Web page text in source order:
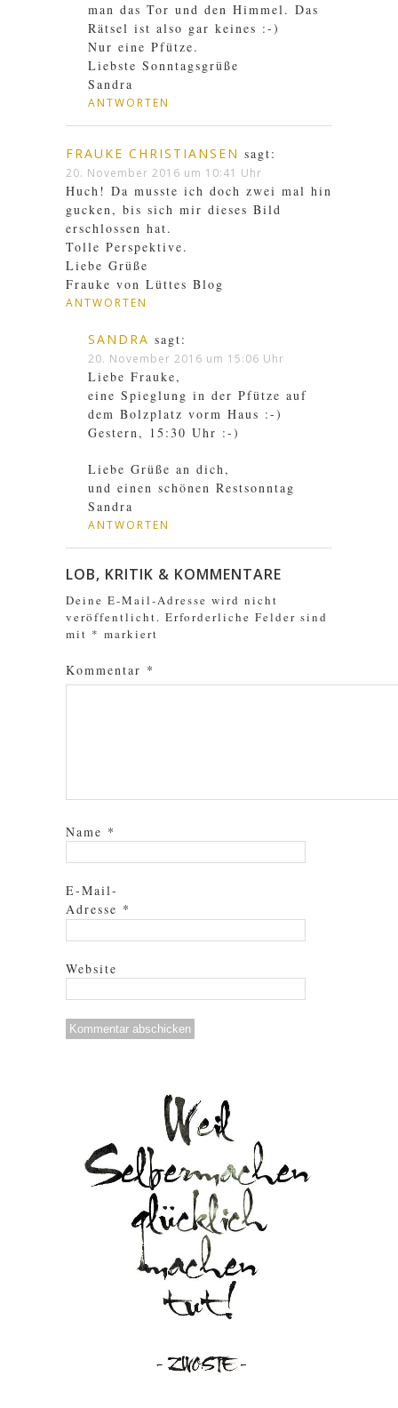
man das Tor und den Himmel. Das
Rätsel ist also gar keines :-)
Nur eine Pfütze.
Liebste Sonntagsgrüße
Sandra
ANTWORTEN
FRAUKE CHRISTIANSEN sagt:
20. November 2016 um 10:41 Uhr
Huch! Da musste ich doch zwei mal hin
gucken, bis sich mir dieses Bild
erschlossen hat.
Tolle Perspektive.
Liebe Grüße
Frauke von Lüttes Blog
ANTWORTEN
SANDRA sagt:
20. November 2016 um 15:06 Uhr
Liebe Frauke,
eine Spieglung in der Pfütze auf
dem Bolzplatz vorm Haus :-)
Gestern, 15:30 Uhr :-)
Liebe Grüße an dich,
und einen schönen Restsonntag
Sandra
ANTWORTEN
LOB, KRITIK & KOMMENTARE
Deine E-Mail-Adresse wird nicht
veröffentlicht. Erforderliche Felder sind
mit * markiert
Kommentar *
Name *
E-Mail-
Adresse *
Website